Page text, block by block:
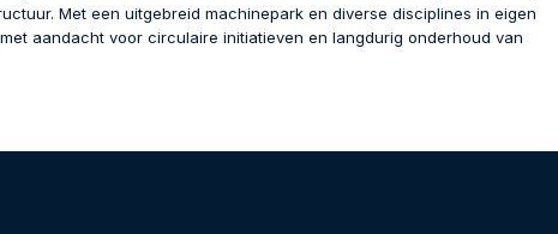
Met een uitgebreid machinepark en diverse disciplines in eigen
aandacht voor circulaire initiatieven en langdurig onderhoud van